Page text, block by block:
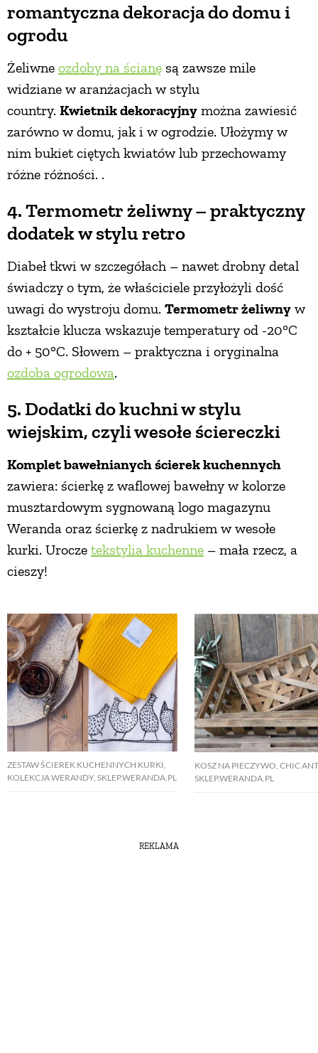
romantyczna dekoracja do domu i
ogrodu
Żeliwne ozdoby na ścianę są zawsze mile
widziane w aranżacjach w stylu
country. Kwietnik dekoracyjny można zawiesić
zarówno w domu, jak i w ogrodzie. Ułożymy w
nim bukiet ciętych kwiatów lub przechowamy
różne różności. .
4. Termometr żeliwny – praktyczny
dodatek w stylu retro
Diabeł tkwi w szczegółach – nawet drobny detal
świadczy o tym, że właściciele przyłożyli dość
uwagi do wystroju domu. Termometr żeliwny w
kształcie klucza wskazuje temperatury od -20°C
do + 50°C. Słowem – praktyczna i oryginalna
ozdoba ogrodowa.
5. Dodatki do kuchni w stylu
wiejskim, czyli wesołe ściereczki
Komplet bawełnianych ścierek kuchennych
zawiera: ścierkę z waflowej bawełny w kolorze
musztardowym sygnowaną logo magazynu
Weranda oraz ścierkę z nadrukiem w wesołe
kurki. Urocze tekstylia kuchenne – mała rzecz, a
cieszy!
ZESTAW ŚCIEREK KUCHENNYCH KURKI,
KOLEKCJA WERANDY, SKLEP.WERANDA.PL
KOSZ NA PIECZYWO, CHIC
SKLEP.WERANDA.PL
REKLAMA